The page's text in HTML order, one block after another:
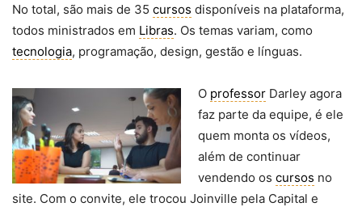
No total, são mais de 35 cursos disponíveis na plataforma,
todos ministrados em Libras. Os temas variam, como
tecnologia, programação, design, gestão e línguas.
O professor Darley agora
faz parte da equipe, é ele
quem monta os vídeos,
além de continuar
vendendo os cursos no
site. Com o convite, ele trocou Joinville pela Capital e